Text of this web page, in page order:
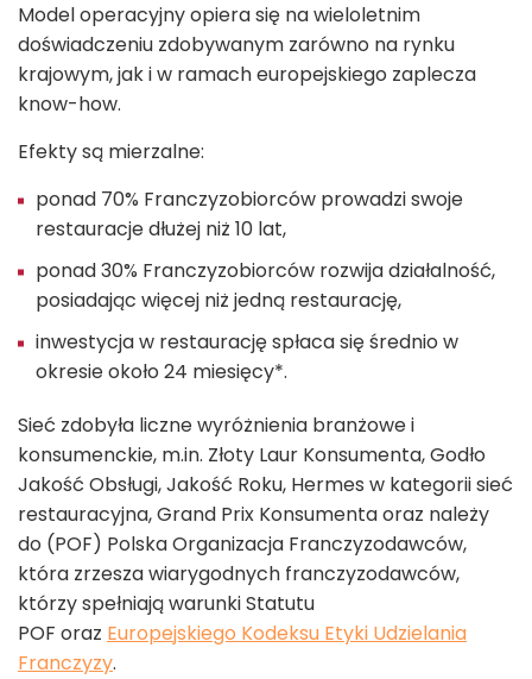
Model operacyjny opiera się na wieloletnim
doświadczeniu zdobywanym zarówno na rynku
krajowym, jak i w ramach europejskiego zaplecza
know-how.
Efekty są mierzalne:
ponad 70% Franczyzobiorców prowadzi swoje
restauracje dłużej niż 10 lat,
ponad 30% Franczyzobiorców rozwija działalność,
posiadając więcej niż jedną restaurację,
inwestycja w restaurację spłaca się średnio w
okresie około 24 miesięcy*.
Sieć zdobyła liczne wyróżnienia branżowe i
konsumenckie, m.in. Złoty Laur Konsumenta, Godło
Jakość Obsługi, Jakość Roku, Hermes w kategorii sieć
restauracyjna, Grand Prix Konsumenta oraz należy
do (POF) Polska Organizacja Franczyzodawców,
która zrzesza wiarygodnych franczyzodawców,
którzy spełniają warunki Statutu
POF oraz Europejskiego Kodeksu Etyki Udzielania
Franczyzy.